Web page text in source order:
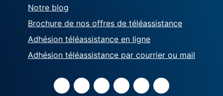
Notre blog
Brochure de nos offres de téléassistance
Adhésion téléassistance en ligne
Adhésion téléassistance par courrier ou mail